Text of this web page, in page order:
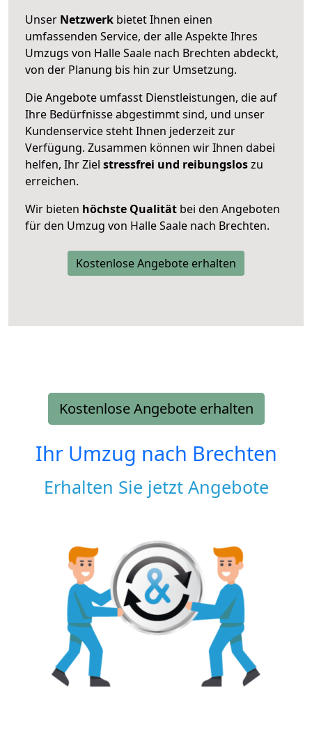
Unser Netzwerk bietet Ihnen einen
umfassenden Service, der alle Aspekte Ihres
Umzugs von Halle Saale nach Brechten abdeckt,
von der Planung bis hin zur Umsetzung.
Die Angebote umfasst Dienstleistungen, die auf
Ihre Bedürfnisse abgestimmt sind, und unser
Kundenservice steht Ihnen jederzeit zur
Verfügung. Zusammen können wir Ihnen dabei
helfen, Ihr Ziel stressfrei und reibungsloszu
erreichen.
Wir bieten höchste Qualität bei den Angeboten
für den Umzug von Halle Saale nach Brechten.
Kostenlose Angebote erhalten
Kostenlose Angebote erhalten
Ihr Umzug nach Brechten
Erhalten Sie jetzt Angebote